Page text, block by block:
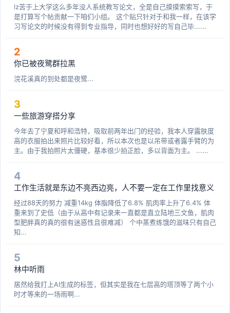
lz苦于上大学这么多年没人系统教写论文，全是自己摸摸索索写，于
是打算写个帖贡献一下咱们小组。 这个贴只针对于和我一样，在该学
习写论文的时候没有得到专业指导，同时也想好好的写自己毕......
2
你已被夜鹭群拉黑
浣花溪真的到处都是夜鹭...
3
一些旅游穿搭分享
今年去了宁夏和呼和浩特，吸取前两年出门的经验，我本人穿露肤度
高的衣服拍出来照片比较好看，所以本次也是以吊带或者露手臂的为
主。由于我拍照片太僵硬，基本很少拍正脸，多以背面为主。 ......
4
工作生活就是东边不亮西边亮，人不要一定在工作里找意义
经过88天的努力 减重14kg 体脂降低了6.8% 肌肉率上升了6.4% 体
重来到了史低（由于从高中有记录来一直都是直立陆地三文鱼，肌肉
型肥胖真的真的很有迷惑性且很难减） 个中蒸煮练饿的滋味只有自己
知...
5
林中听雨
居然给我打上AI生成的标签，但其实是我在七层高的塔顶等了两个小
时才等来的一场雨啊...